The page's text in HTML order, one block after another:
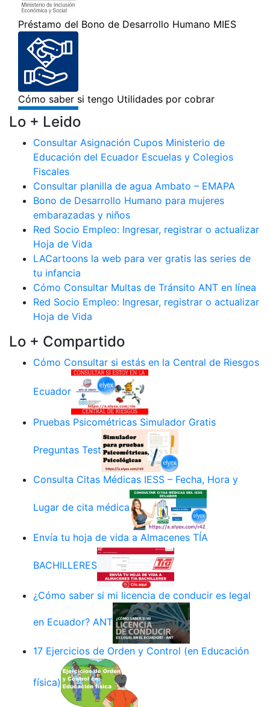
Lo + Leido
Consultar Asignación Cupos Ministerio de
Educación del Ecuador Escuelas y Colegios
Fiscales
Consultar planilla de agua Ambato – EMAPA
Bono de Desarrollo Humano para mujeres
embarazadas y niños
Red Socio Empleo: Ingresar, registrar o actualizar
Hoja de Vida
LACartoons la web para ver gratis las series de
tu infancia
Cómo Consultar Multas de Tránsito ANT en línea
Red Socio Empleo: Ingresar, registrar o actualizar
Hoja de Vida
Lo + Compartido
Cómo Consultar si estás en la Central de Riesgos
Ecuador
Pruebas Psicométricas Simulador Gratis
Preguntas Test
Consulta Citas Médicas IESS – Fecha, Hora y
Lugar de cita médica
Envía tu hoja de vida a Almacenes TÍA
BACHILLERES
¿Cómo saber si mi licencia de conducir es legal
en Ecuador? ANT
17 Ejercicios de Orden y Control (en Educación
física)